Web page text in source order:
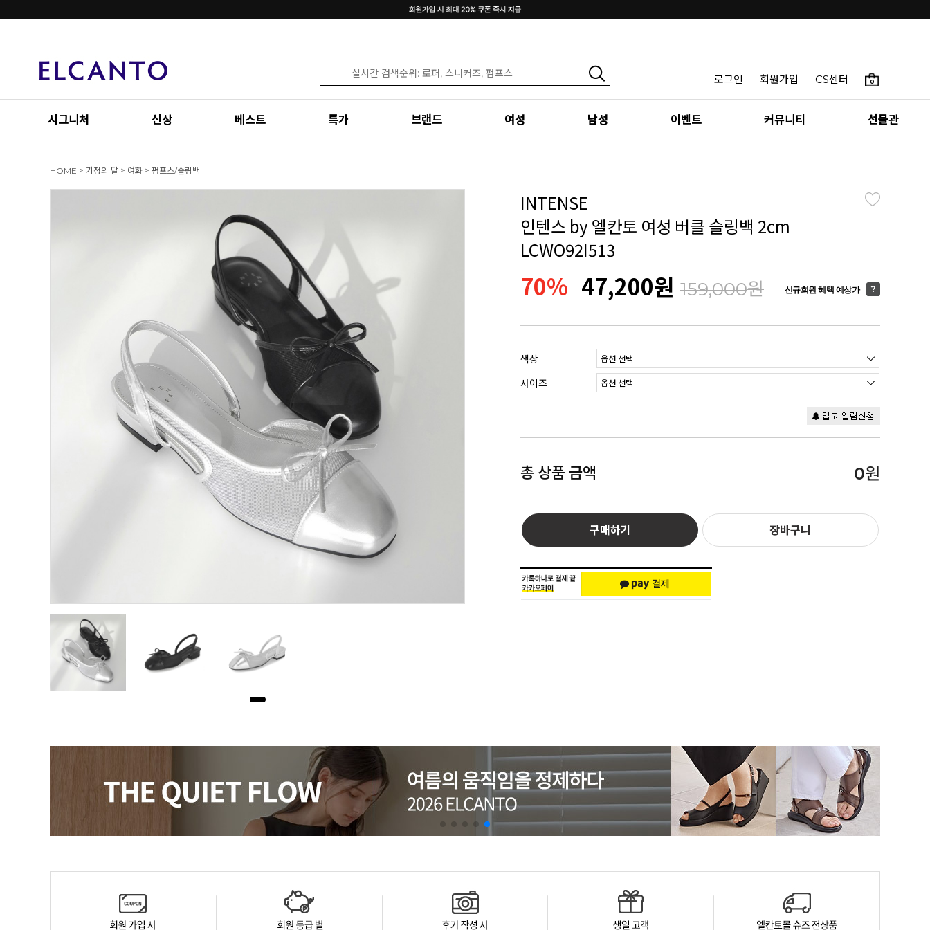
로그인 회원가입 CS센터 0
시그니처 신상 베스트 특가 브랜드 여성 남성 이벤트 커뮤니티 선물관
HOME > 가정의 달 > 여화 > 펌프스/슬링백
INTENSE
인텐스 by 엘칸토 여성 버클 슬링백 2cm
LCWO92I513
70% 47,200원 159,000원 신규회원 혜택 예상가
색상
사이즈
총 상품 금액 0원
구매하기 장바구니